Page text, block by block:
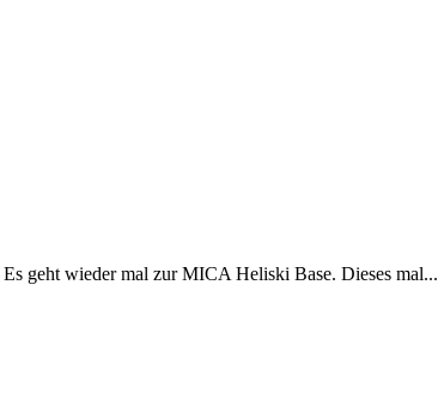
Es geht wieder mal zur MICA Heliski Base. Dieses mal...